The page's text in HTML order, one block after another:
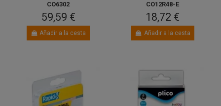
CO6302
59,59 €
Añadir a la cesta
CO12R48-E
18,72 €
Añadir a la cesta